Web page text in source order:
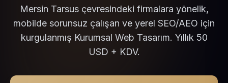
Mersin Tarsus çevresindeki firmalara yönelik,
mobilde sorunsuz çalışan ve yerel SEO/AEO için
kurgulanmış Kurumsal Web Tasarım. Yıllık 50
USD + KDV.